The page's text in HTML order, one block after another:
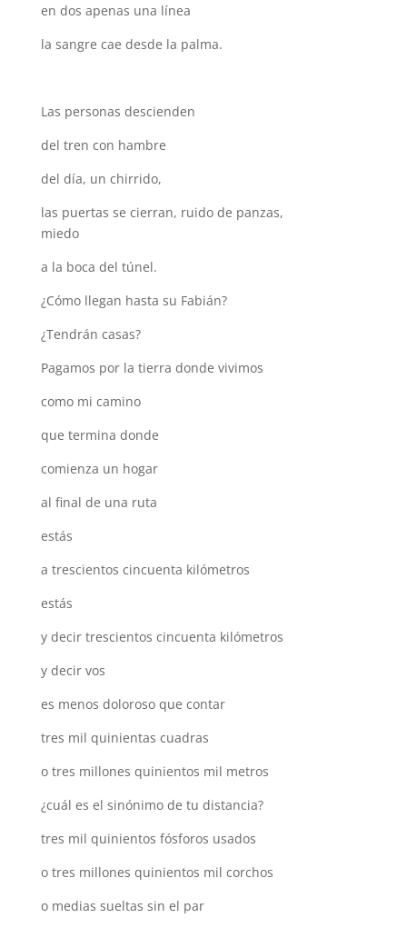
en dos apenas una línea
la sangre cae desde la palma.
Las personas descienden
del tren con hambre
del día, un chirrido,
las puertas se cierran, ruido de panzas,
miedo
a la boca del túnel.
¿Cómo llegan hasta su Fabián?
¿Tendrán casas?
Pagamos por la tierra donde vivimos
como mi camino
que termina donde
comienza un hogar
al final de una ruta
estás
a trescientos cincuenta kilómetros
estás
y decir trescientos cincuenta kilómetros
y decir vos
es menos doloroso que contar
tres mil quinientas cuadras
o tres millones quinientos mil metros
¿cuál es el sinónimo de tu distancia?
tres mil quinientos fósforos usados
o tres millones quinientos mil corchos
o medias sueltas sin el par